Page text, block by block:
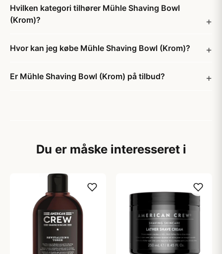
Hvilken kategori tilhører Mühle Shaving Bowl
(Krom)?
Hvor kan jeg købe Mühle Shaving Bowl (Krom)?
Er Mühle Shaving Bowl (Krom) på tilbud?
Du er måske interesseret i